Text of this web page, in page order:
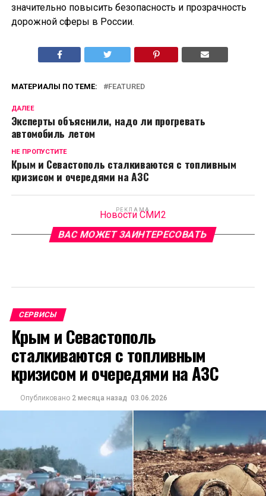
значительно повысить безопасность и прозрачность
дорожной сферы в России.
МАТЕРИАЛЫ ПО ТЕМЕ: FEATURED
ДАЛЕЕ
Эксперты объяснили, надо ли прогревать
автомобиль летом
НЕ ПРОПУСТИТЕ
Крым и Севастополь сталкиваются с топливным
кризисом и очередями на АЗС
РЕКЛАМА
Новости СМИ2
ВАС МОЖЕТ ЗАИНТЕРЕСОВАТЬ
СЕРВИСЫ
Крым и Севастополь
сталкиваются с топливным
кризисом и очередями на АЗС
Опубликовано 2 месяца назад 03.06.2026